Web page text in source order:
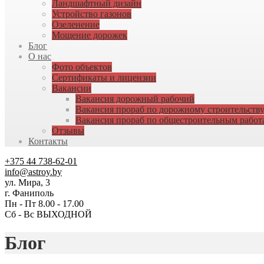
Ландшафтный дизайн
Устройство газонов
Озеленение
Мощение дорожек
Блог
О нас
Фото объектов
Сертификаты и лицензии
Вакансии
Вакансия дорожный рабочий
Вакансия прораб по дорожному строительству
Вакансия прораб по общестроительным
Отзывы
Контакты
+375 44 738-62-01
info@astroy.by
ул. Мира, 3
г. Фаниполь
Пн - Пт 8.00 - 17.00
Сб - Вс ВЫХОДНОЙ
Блог